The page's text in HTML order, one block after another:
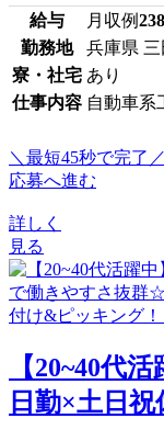
給与 月収例
勤務地
兵庫県
寮・社宅 あり
仕事内容 自動車系
＼最短45秒で完了／
応募へ進む
詳しく
見る
【20~40代
日勤×土日